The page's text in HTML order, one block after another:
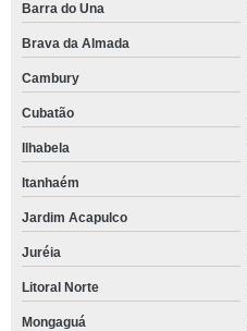
Barra do Una
Brava da Almada
Cambury
Cubatão
Ilhabela
Itanhaém
Jardim Acapulco
Juréia
Litoral Norte
Mongaguá